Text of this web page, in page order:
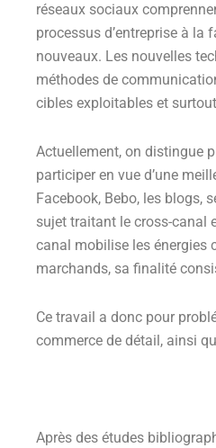
réseaux sociaux
processus d’entreprise à
nouveaux. Les nouvelles
méthodes de
cibles exploitables et
Actuellement, on distingue
participer en vue d’une
Facebook, Bebo, les blogs,
sujet traitant le cross-canal
canal mobilise les énergies
marchands, sa finalité
Ce travail a donc pour
commerce de détail, ainsi
Après des études